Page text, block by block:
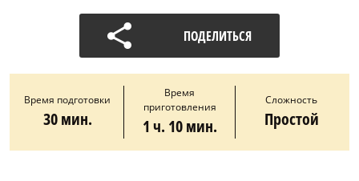
ПОДЕЛИТЬСЯ
Время подготовки
30 мин.
Время
приготовления
1 ч. 10 мин.
Сложность
Простой